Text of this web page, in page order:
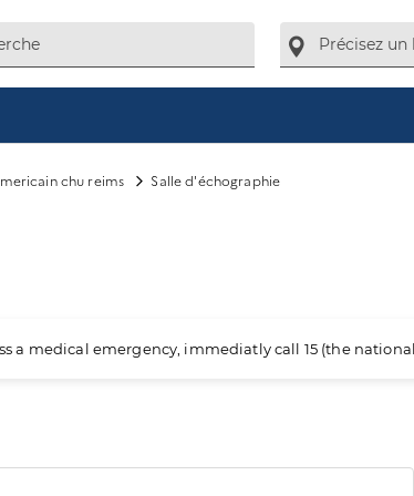
chu reims Salle d'échographie
a medical emergency, immediatly call 15 (the